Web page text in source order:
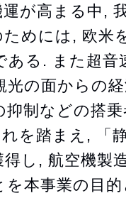
が高まる中,
めには, 欧米
ある. また超音
の面からの
抑制などの搭
を踏まえ, 「
し, 航空機製
本事業の目